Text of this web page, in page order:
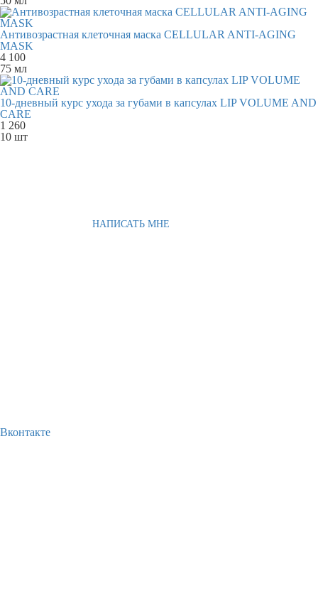
Антивозрастная клеточная маска CELLULAR ANTI-AGING
MASK
4 100
75 мл
10-дневный курс ухода за губами в капсулах LIP VOLUME AND
CARE
1 260
10 шт
НАПИСАТЬ МНЕ
Вконтакте